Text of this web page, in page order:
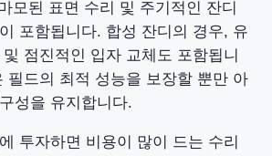
모된 표면 수리 및 주기적인 잔디
포함됩니다. 합성 잔디의 경우, 유
점진적인 입자 교체도 포함됩니
필드의 최적 성능을 보장할 뿐만 아
성을 유지합니다.
투자하면 비용이 많이 드는 수리